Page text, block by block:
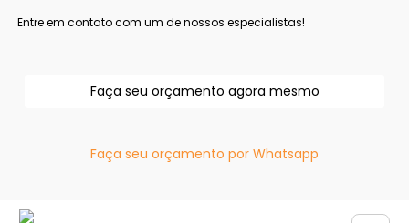
Entre em contato com um de nossos especialistas!
Faça seu orçamento agora mesmo
Faça seu orçamento por Whatsapp